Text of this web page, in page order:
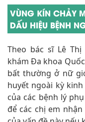
VÙNG KÍN CHẢY
DẤU HIỆU BỆNH
Theo bác sĩ Lê
khám Đa khoa
bất thường ở nữ
huyết ngoài kỳ
của các bệnh lý
để các chị em